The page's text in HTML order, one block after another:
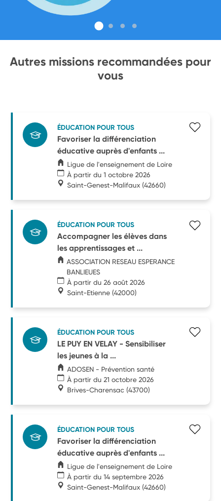
Autres missions recommandées pour
vous
ÉDUCATION POUR TOUS
Favoriser la différenciation
éducative auprès d'enfants ...
Ligue de l'enseignement de Loire
À partir du 1 octobre 2026
Saint-Genest-Malifaux (42660)
ÉDUCATION POUR TOUS
Accompagner les élèves dans
les apprentissages et ...
ASSOCIATION RESEAU ESPERANCE
BANLIEUES
À partir du 26 août 2026
Saint-Etienne (42000)
ÉDUCATION POUR TOUS
LE PUY EN VELAY - Sensibiliser
les jeunes à la ...
ADOSEN - Prévention santé
À partir du 21 octobre 2026
Brives-Charensac (43700)
ÉDUCATION POUR TOUS
Favoriser la différenciation
éducative auprès d'enfants ...
Ligue de l'enseignement de Loire
À partir du 14 septembre 2026
Saint-Genest-Malifaux (42660)